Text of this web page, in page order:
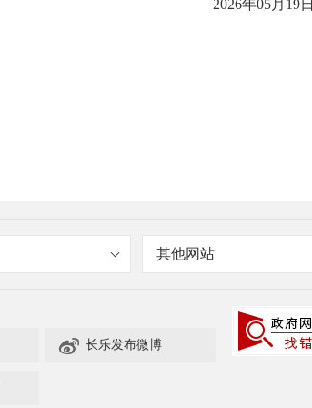
2026年05月19日
其他网站
 长乐发布微博